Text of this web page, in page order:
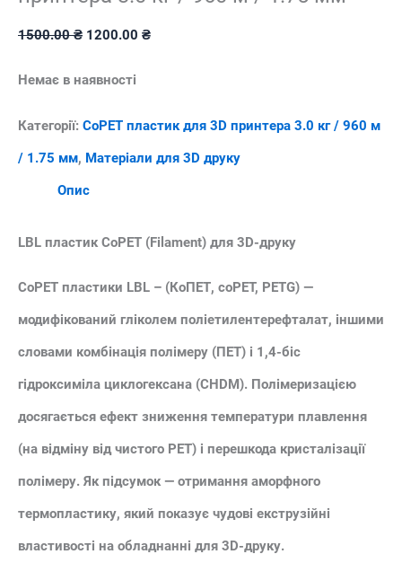
1500.00₴ Оригінальна
1200.00 ₴Поточна
Немає в наявності
Категорії: CoPET пластик для 3D принтера 3.0 кг / 960 м
/ 1.75 мм, Матеріали для 3D друку
Опис
LBL пластик CoPET (Filament) для 3D-друку
CoPET пластики LBL – (КоПЕТ, coPET, PETG) —
модифікований гліколем поліетилентерефталат, іншими
словами комбінація полімеру (ПЕТ) і 1,4-біс
гідроксиміла циклогексана (CHDM). Полімеризацією
досягається ефект зниження температури плавлення
(на відміну від чистого PET) і перешкода кристалізації
полімеру. Як підсумок — отримання аморфного
термопластику, який показує чудові екструзійні
властивості на обладнанні для 3D-друку.